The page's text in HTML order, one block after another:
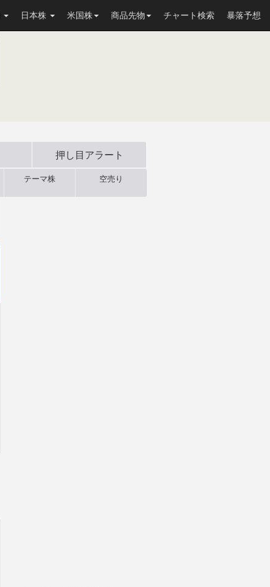
日本株 米国株 商品先物 チャート検索 暴落予想
押し目 アラート
テーマ株 空売り